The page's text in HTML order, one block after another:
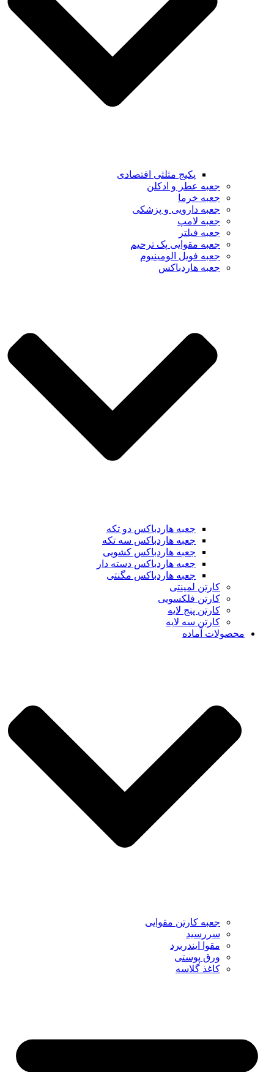
پکیج مثلثی اقتصادی
جعبه عطر و ادکلن
جعبه خرما
جعبه دارویی و پزشکی
جعبه لامپ
جعبه فیلتر
جعبه مقوایی پک ترحیم
جعبه فویل الومینیوم
جعبه هاردباکس
جعبه هاردباکس دو تکه
جعبه هاردباکس سه تکه
جعبه هاردباکس کشویی
جعبه هاردباکس دسته دار
جعبه هاردباکس مگنتی
کارتن لمینتی
کارتن فلکسویی
کارتن پنج لایه
کارتن سه لایه
محصولات آماده
جعبه کارتن مقوایی
سررسید
مقوا ایندربرد
ورق پوستی
کاغذ گلاسه